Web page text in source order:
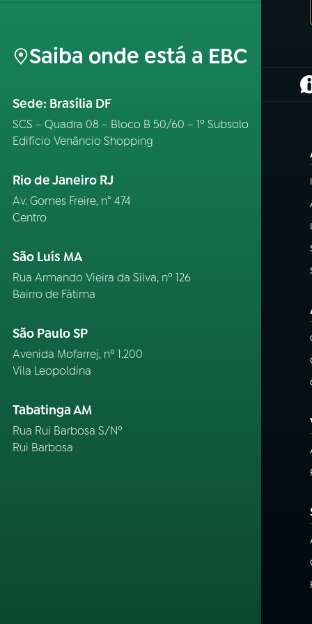
Saiba onde está a EBC
Sede: Brasília DF
SCS – Quadra 08 – Bloco B 50/60 – 1º Subsolo
Edifício Venâncio Shopping
Rio de Janeiro RJ
Av. Gomes Freire, n° 474
Centro
São Luís MA
Rua Armando Vieira da Silva, nº 126
Bairro de Fátima
São Paulo SP
Avenida Mofarrej, nº 1.200
Vila Leopoldina
Tabatinga AM
Rua Rui Barbosa S/Nº
Rui Barbosa